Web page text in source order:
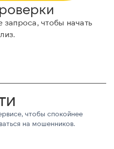
запроса, чтобы начать
чтобы спокойнее
на мошенников.